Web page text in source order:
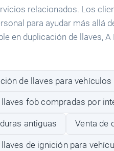
relacionados. Los
para ayudar más allá
en duplicación de llaves,
de llaves para vehículos
fob compradas por
antiguas Venta de
de ignición para